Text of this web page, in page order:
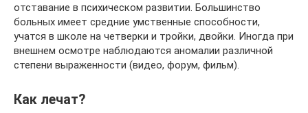
отставание в психическом развитии. Большинство
больных имеет средние умственные способности,
учатся в школе на четверки и тройки, двойки. Иногда при
внешнем осмотре наблюдаются аномалии различной
степени выраженности (видео, форум, фильм).
Как лечат?